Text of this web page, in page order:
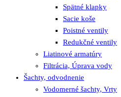
Spätné klapky
Sacie koše
Poistné ventily
Redukčné ventily
Liatinové armatúry
Filtrácia, Úprava vody
Šachty, odvodnenie
Vodomerné šachty, Vrty